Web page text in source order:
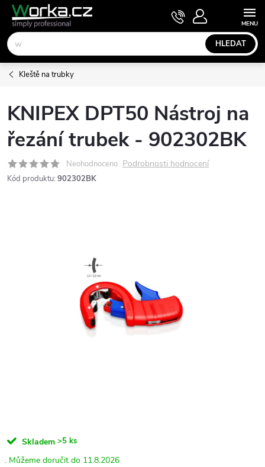
Přejít
obsah
HLEDAT
NÁKUPNÍ
KOŠÍK
Kleště na trubky
KNIPEX DPT50 Nástroj na
řezání trubek - 902302BK
Neohodnoceno Podrobnosti hodnocení
Kód produktu: 902302BK
Skladem >5 ks
11.8.2026